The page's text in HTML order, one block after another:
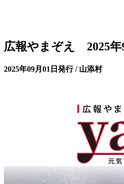
広報やまぞえ 2025年
2025年09月01日発行 / 山添村